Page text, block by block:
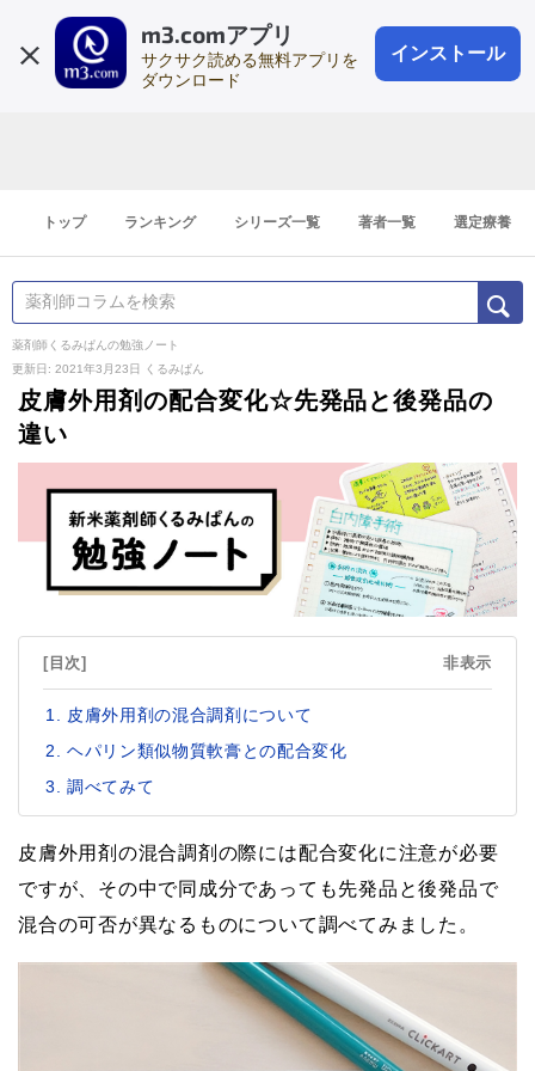
m3.comアプリ
サクサク読める無料アプリを
ダウンロード
インストール
会員登録
登録1分
トップ ランキング シリーズ一覧 著者一覧 選定療養
薬剤師くるみぱんの勉強ノート
更新日: 2021年3月23日
くるみぱん
皮膚外用剤の配合変化☆先発品と後発品の
違い
[目次] 非表示
皮膚外用剤の混合調剤について
ヘパリン類似物質軟膏との配合変化
調べてみて
皮膚外用剤の混合調剤の際には配合変化に注意が必要
ですが、その中で同成分であっても先発品と後発品で
混合の可否が異なるものについて調べてみました。